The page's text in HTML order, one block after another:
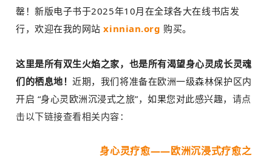
罄！新版电子书于2025年10月在全球各大在线书店发
行，欢迎在我的网站xinnian.org 购买。
这里是所有双生火焰之家，也是所有渴望身心灵成长灵魂
们的栖息地！近期，我们将准备在欧洲一级森林保护区内
开启 “身心灵欧洲沉浸式之旅”，如果您对此感兴趣， 请点
击以下链接查看相关内容：
身心灵疗愈——欧洲沉浸式疗愈之